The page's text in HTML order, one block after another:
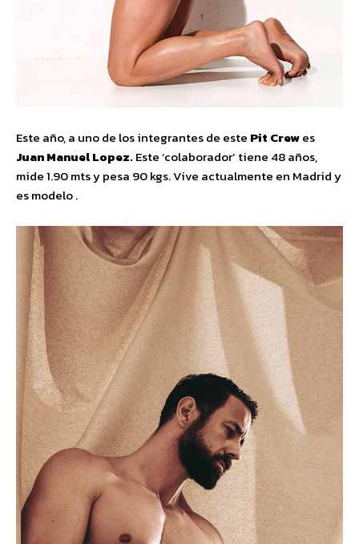
Este año, a uno de los integrantes de este Pit Crewes
Juan Manuel Lopez.Este ‘colaborador’ tiene 48 años,
mide 1.90 mts y pesa 90 kgs. Vive actualmente en Madrid y
es modelo .